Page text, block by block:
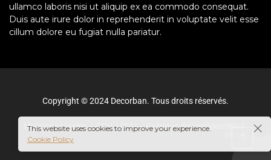
ullamco laboris nisi ut aliquip ex ea commodo consequat.
Duis aute irure dolor in reprehenderit in voluptate velit esse
cillum dolore eu fugiat nulla pariatur.
Copyright © 2024 Decorban. Tous droits réservés.
Mentions légales–CGV / CGU–Politique de confidentialité
This website uses cookies to improve your experience.
Cookie Policy